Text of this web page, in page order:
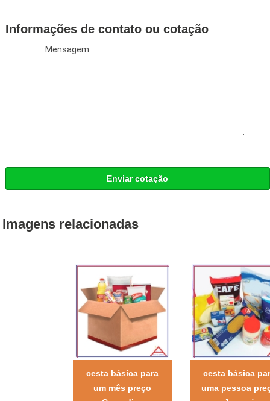
Informações de contato ou cotação
Mensagem:
Enviar cotação
Imagens relacionadas
cesta básica para
um mês preço
cesta básica
uma pessoa